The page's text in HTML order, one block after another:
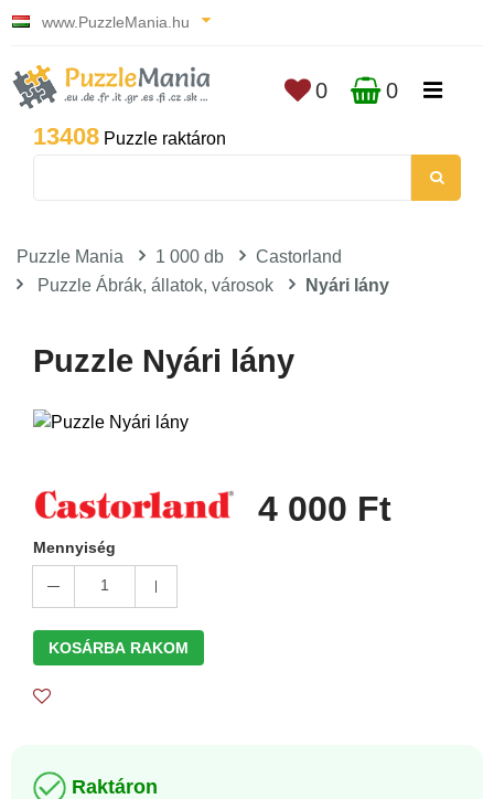
www.PuzzleMania.hu
13408 Puzzle raktáron
0 0
Puzzle Mania 1 000 db
Castorland
Puzzle Ábrák, állatok, városok
Nyári lány
Puzzle Nyári lány
4 000 Ft
Mennyiség
1
KOSÁRBA RAKOM
Raktáron